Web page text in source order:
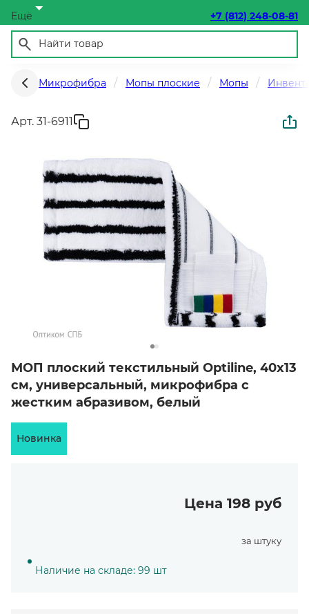
Ещё +7 (812) 248-08-81
Микрофибра Мопы плоские Мопы
Арт. 31-6911
МОП плоский текстильный Optiline, 40х13
см, универсальный, микрофибра с
жестким абразивом, белый
Цена 198 руб
за штуку
Наличие на складе: 99 шт
Новинка